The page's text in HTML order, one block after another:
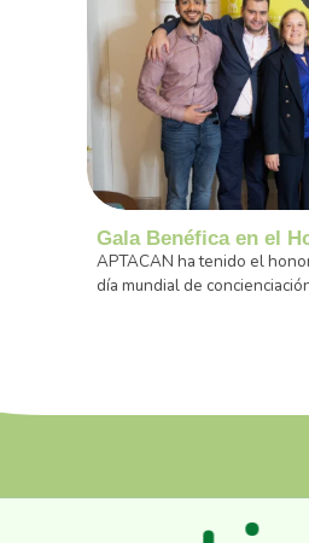
Gala Benéfica en el
APTACAN ha tenido el
día mundial de